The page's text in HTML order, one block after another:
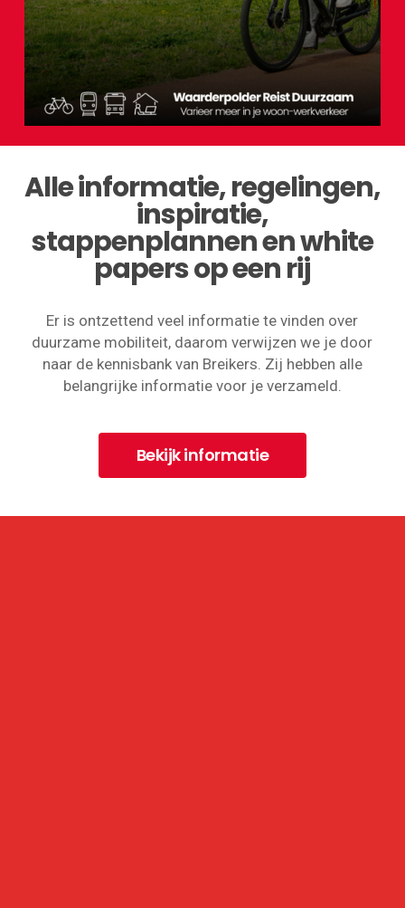
Alle informatie, regelingen,
inspiratie,
stappenplannen en white
papers op een rij
Er is ontzettend veel informatie te vinden over
duurzame mobiliteit, daarom verwijzen we je door
naar de kennisbank van Breikers. Zij hebben alle
belangrijke informatie voor je verzameld.
Bekijk informatie